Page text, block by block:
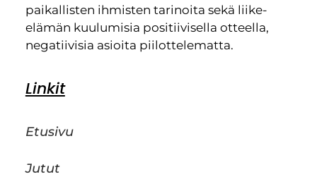
paikallisten ihmisten tarinoita sekä liike-
elämän kuulumisia positiivisella otteella,
negatiivisia asioita piilottelematta.
Linkit
Etusivu
Jutut